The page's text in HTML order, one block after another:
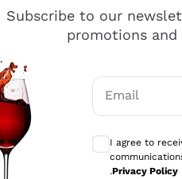
Subscribe to our
promotions and
Email
I agree to
.Privacy Policy